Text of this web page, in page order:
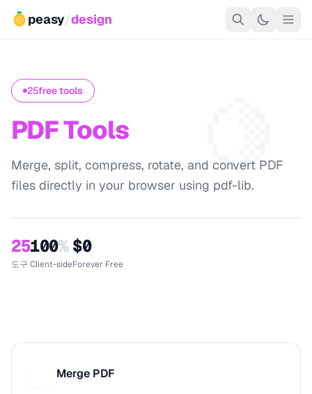
peasy/design
🍋
25free tools
PDF Tools
Merge, split, compress, rotate, and convert PDF
files directly in your browser using pdf-lib.
25
도구
100%
Client-side
$0
Forever Free
Merge PDF